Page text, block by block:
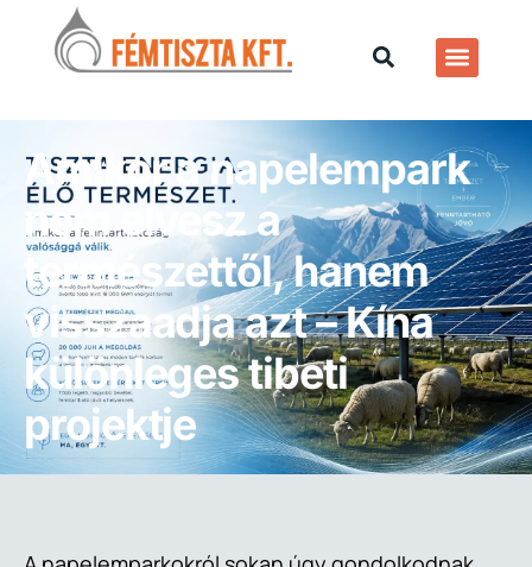
Amikor a napelempark
nem elvesz a
természettől, hanem
visszaadja azt – Kína
különleges tibeti
projektje